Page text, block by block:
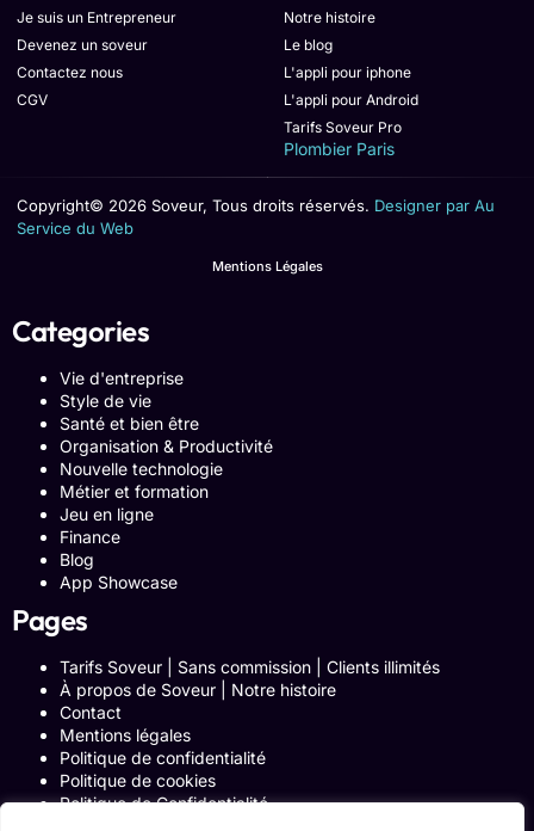
Je suis un Entrepreneur
Devenez un soveur
Contactez nous
CGV
Notre histoire
Le blog
L'appli pour iphone
L'appli pour Android
Tarifs Soveur Pro
Plombier Paris
Copyright© 2026 Soveur, Tous droits réservés. Designer par Au
Service du Web
Mentions Légales
Categories
Vie d'entreprise
Style de vie
Santé et bien être
Organisation & Productivité
Nouvelle technologie
Métier et formation
Jeu en ligne
Finance
Blog
App Showcase
Pages
Tarifs Soveur | Sans commission | Clients illimités
À propos de Soveur | Notre histoire
Contact
Mentions légales
Politique de confidentialité
Politique de cookies
Politique de Confidentialité